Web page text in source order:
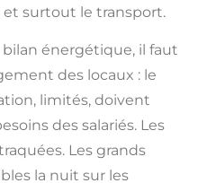
et surtout le transport.
énergétique, il faut
des locaux : le
limités, doivent
des salariés. Les
Les grands
la nuit sur les